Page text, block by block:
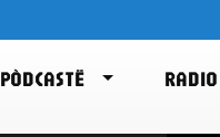
PÒDCASTË RADIO